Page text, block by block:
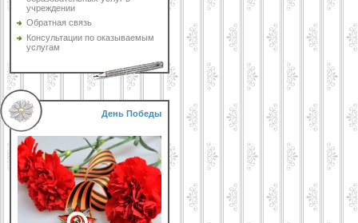
учреждении
Обратная связь
Консультации по оказываемым
услугам
День Победы